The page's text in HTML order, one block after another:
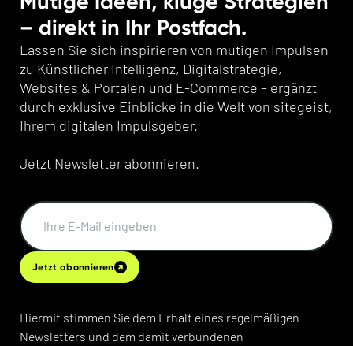
– direkt in Ihr Postfach.
Lassen Sie sich inspirieren von mutigen Impulsen
zu Künstlicher Intelligenz, Digitalstrategie,
Websites & Portalen und E-Commerce – ergänzt
durch exklusive Einblicke in die Welt von sitegeist,
Ihrem digitalen Impulsgeber.
Jetzt Newsletter abonnieren.
Jetzt abonnieren
Hiermit stimmen Sie dem Erhalt eines regelmäßigen
Newsletters und dem damit verbundenen